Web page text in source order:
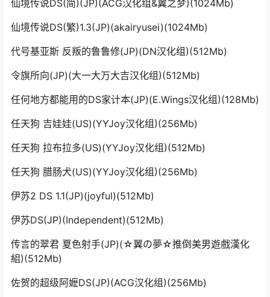
仙境传说DS(简)(JP)(ACG汉化组&翼之梦)(1024Mb)
仙境传说DS(繁)1.3(JP)(akairyusei)(1024Mb)
代号基亚斯 反叛的鲁鲁修(JP)(DN汉化组)(512Mb)
令旗所向(JP)(大一大万大吉汉化组)(512Mb)
任何地方都能用的DS家计本(JP)(E.Wings汉化组)(128Mb)
任天狗 吉娃娃(US)(YYJoy汉化组)(256Mb)
任天狗 拉布拉多(US)(YYJoy汉化组)(512Mb)
任天狗 腊肠犬(US)(YYJoy汉化组)(256Mb)
伊苏2 DS 1.1(JP)(joyful)(512Mb)
伊苏DS(JP)(Independent)(512Mb)
传言的翠君 夏色射手(JP)(☆翼の夢☆推倒美男遊戲漢化
組)(512Mb)
佐贺的超级阿嬷DS(JP)(ACG汉化组)(256Mb)